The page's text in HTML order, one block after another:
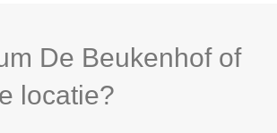
De Beukenhof of
locatie?